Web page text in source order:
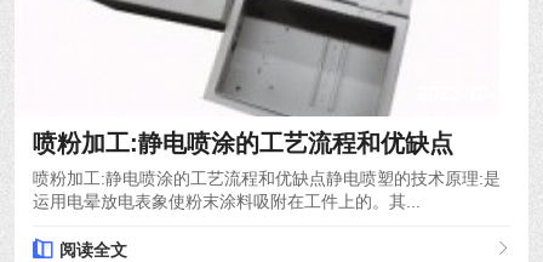
喷粉加工:静电喷涂的工艺流程和优缺点
喷粉加工:静电喷涂的工艺流程和优缺点静电喷塑的技术原理:是
运用电晕放电表象使粉末涂料吸附在工件上的。其...
阅读全文